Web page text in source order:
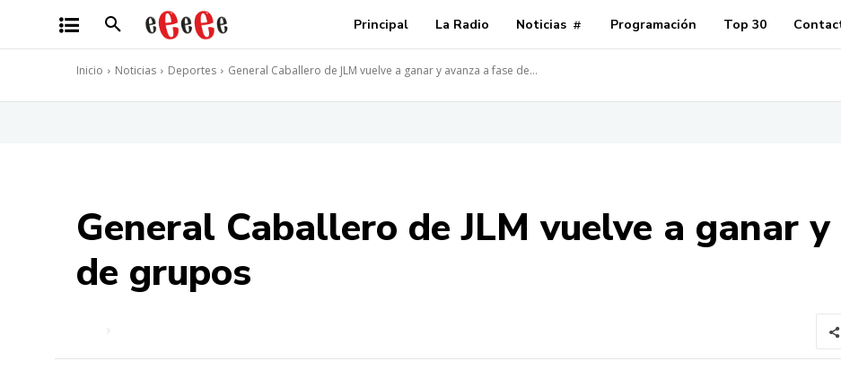
Principal La Radio Noticias Programación Top 30
Inicio Noticias Deportes General Caballero de JLM vuelve a ganar y avanza a fase de...
General Caballero de JLM vuelve a ganar
de grupos